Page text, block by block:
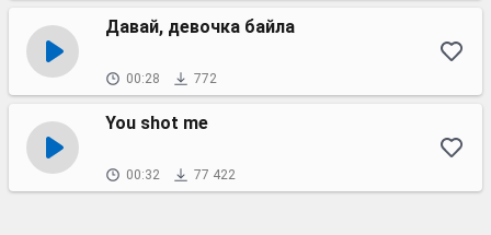
Давай, девочка байла
00:28 772
You shot me
00:32 77 422